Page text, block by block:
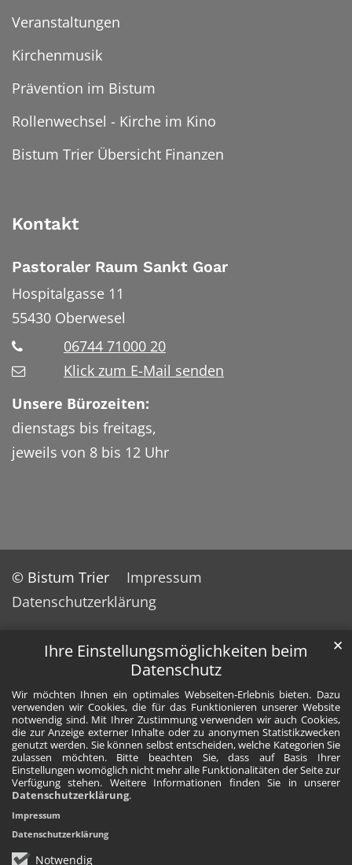
Ihre Einstellungsmöglichkeiten beim
Datenschutz
Wir möchten Ihnen ein optimales Webseiten-Erlebnis bieten. Dazu
verwenden wir Cookies, die für das Funktionieren unserer Website
notwendig sind. Mit Ihrer Zustimmung verwenden wir auch Cookies,
die zur Anzeige externer Inhalte oder zu anonymen Statistikzwecken
genutzt werden. Sie können selbst entscheiden, welche Kategorien Sie
zulassen möchten. Bitte beachten Sie, dass auf Basis Ihrer
Einstellungen womöglich nicht mehr alle Funktionalitäten der Seite zur
Verfügung stehen. Weitere Informationen finden Sie in unserer
Datenschutzerklärung.
Notwendig
✕
Impressum
Datenschutzerklärung
Veranstaltungen
Kirchenmusik
Prävention im Bistum
Rollenwechsel - Kirche im Kino
Bistum Trier Übersicht Finanzen
Kontakt
Pastoraler Raum Sankt Goar
Hospitalgasse 11
55430 Oberwesel
06744 71000 20
Klick zum E-Mail senden
Unsere Bürozeiten:
dienstags bis freitags,
jeweils von 8 bis 12 Uhr
© Bistum Trier
Impressum
Datenschutzerklärung